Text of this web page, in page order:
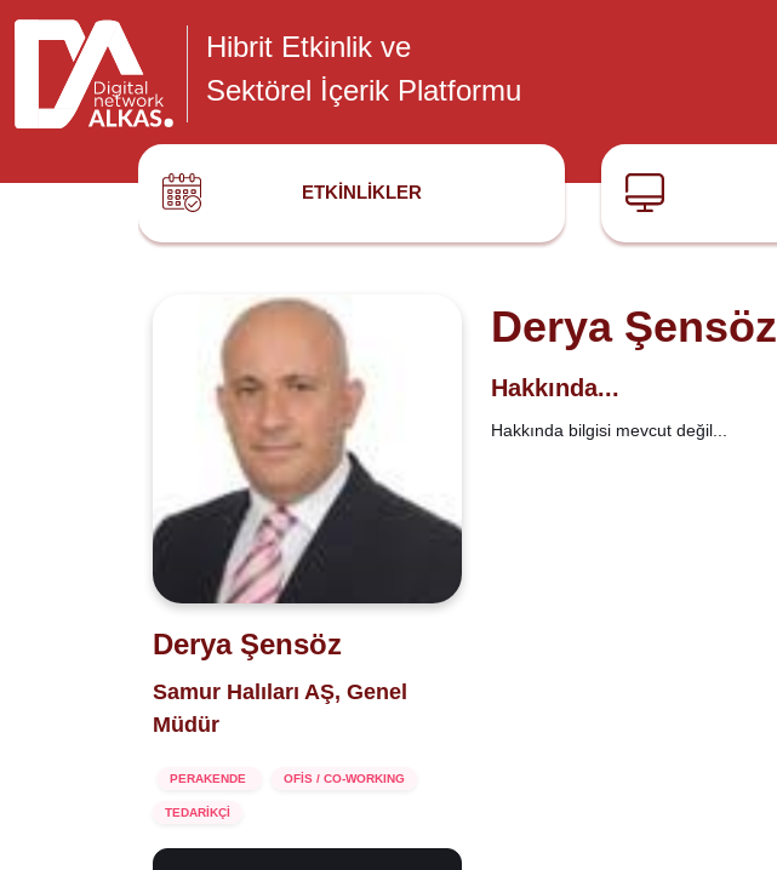
Hibrit Etkinlik ve
Sektörel İçerik Platformu
ETKINLIKLER
Derya Şensöz
Samur Halıları AŞ, Genel
Müdür
PERAKENDE OFİS / CO-WORKING
TEDARİKÇİ
Derya Şensöz
Hakkında...
Hakkında bilgisi mevcut değil...